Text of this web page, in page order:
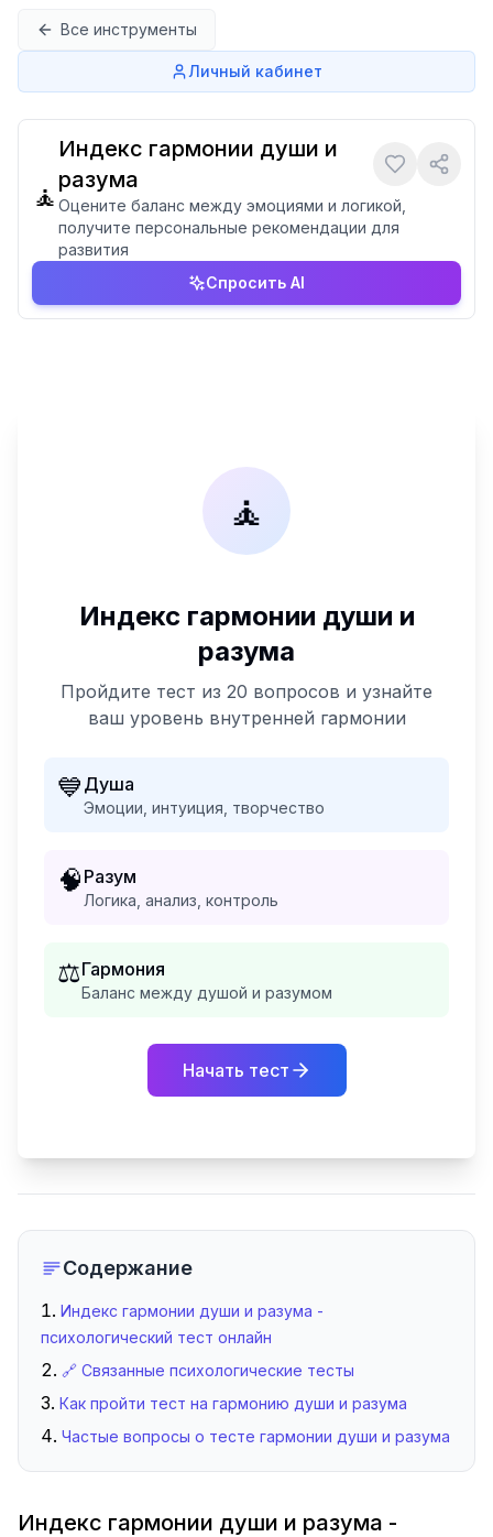
Все инструменты
Личный кабинет
🧘
Индекс гармонии души и
разума
Оцените баланс между эмоциями и логикой,
получите персональные рекомендации для
развития
Спросить AI
🧘
Индекс гармонии души и
разума
Пройдите тест из 20 вопросов и узнайте
ваш уровень внутренней гармонии
💙 Душа
Эмоции, интуиция, творчество
🧠 Разум
Логика, анализ, контроль
⚖️Гармония
Баланс между душой и разумом
Начать тест
Содержание
Индекс гармонии души и разума -
психологический тест онлайн
🔗 Связанные психологические тесты
Как пройти тест на гармонию души и разума
Частые вопросы о тесте гармонии души и разума
Индекс гармонии души и разума -